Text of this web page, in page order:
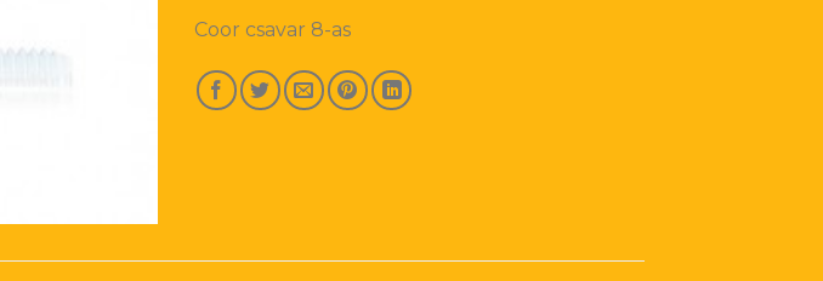
Coor csavar 8-as